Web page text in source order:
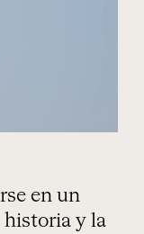
en un
historia y la